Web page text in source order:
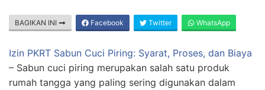
BAGIKAN INI Facebook Twitter WhatsApp
Izin PKRT Sabun Cuci Piring: Syarat, Proses, dan Biaya
– Sabun cuci piring merupakan salah satu produk
rumah tangga yang paling sering digunakan dalam